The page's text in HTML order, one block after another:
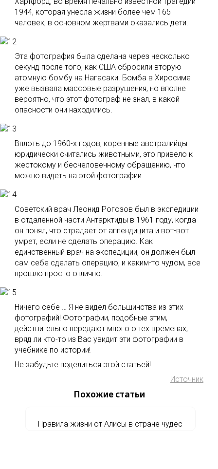
1944, которая унесла жизни более чем 165
человек, в основном жертвами оказались дети.
Эта фотография была сделана через несколько
секунд после того, как США сбросили вторую
атомную бомбу на Нагасаки. Бомба в Хиросиме
уже вызвала массовые разрушения, но вполне
вероятно, что этот фотограф не знал, в какой
опасности они находились.
Вплоть до 1960-х годов, коренные австралийцы
юридически считались животными, это привело к
жестокому и бесчеловечному обращению, что
можно видеть на этой фотографии.
Советский врач Леонид Рогозов был в экспедиции
в отдаленной части Антарктиды в 1961 году, когда
он понял, что страдает от аппендицита и вот-вот
умрет, если не сделать операцию. Как
единственный врач на экспедиции, он должен был
сам себе сделать операцию, и каким-то чудом, все
прошло просто отлично.
Ничего себе … Я не видел большинства из этих
фотографий! Фотографии, подобные этим,
действительно передают много о тех временах,
вряд ли кто-то из Вас увидит эти фотографии в
учебнике по истории!
Не забудьте поделиться этой статьей!
Источник
Похожие статьи
Правила жизни от Алисы в стране чудес